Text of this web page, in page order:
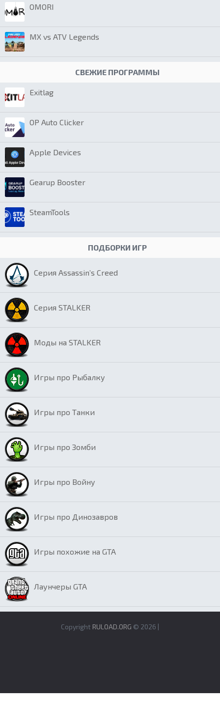
OMORI
MX vs ATV Legends
СВЕЖИЕ ПРОГРАММЫ
Exitlag
OP Auto Clicker
Apple Devices
Gearup Booster
SteamTools
ПОДБОРКИ ИГР
Серия Assassin’s Creed
Серия STALKER
Моды на STALKER
Игры про Рыбалку
Игры про Танки
Игры про Зомби
Игры про Войну
Игры про Динозавров
Игры похожие на GTA
Лаунчеры GTA
Copyright RULOAD.ORG © 2026 |